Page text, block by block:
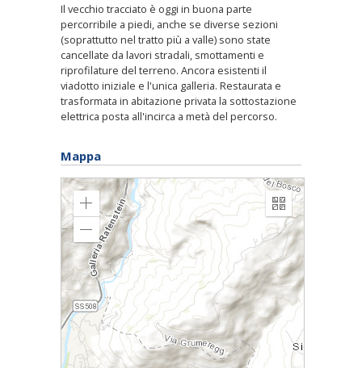
Il vecchio tracciato è oggi in buona parte
percorribile a piedi, anche se diverse sezioni
(soprattutto nel tratto più a valle) sono state
cancellate da lavori stradali, smottamenti e
riprofilature del terreno. Ancora esistenti il
viadotto iniziale e l'unica galleria. Restaurata e
trasformata in abitazione privata la sottostazione
elettrica posta all'incirca a metà del percorso.
Mappa